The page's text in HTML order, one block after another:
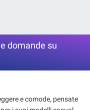
domande su
e comode, pensate